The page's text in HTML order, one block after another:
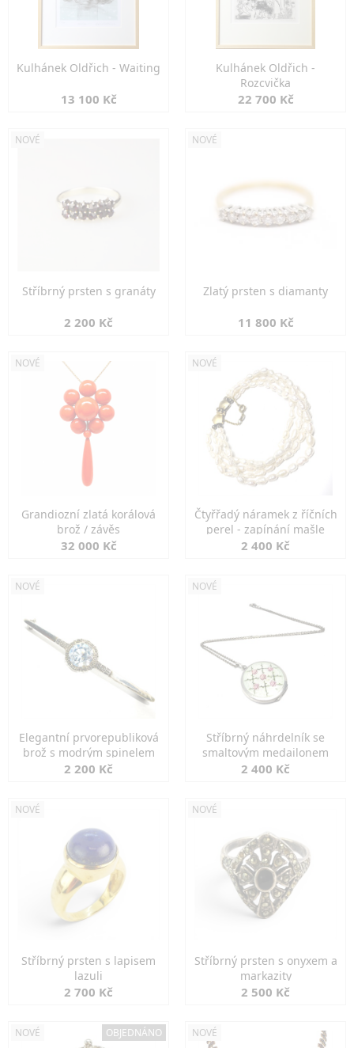
Kulhánek Oldřich - Waiting
13 100 Kč
Kulhánek Oldřich -
Rozcvička
22 700 Kč
NOVÉ
Stříbrný prsten s granáty
2 200 Kč
NOVÉ
Zlatý prsten s diamanty
11 800 Kč
NOVÉ
Grandiozní zlatá korálová
brož / závěs
32 000 Kč
NOVÉ
Čtyřřadý náramek z říčních
perel - zapínání mašle
2 400 Kč
NOVÉ
Elegantní prvorepubliková
brož s modrým spinelem
2 200 Kč
NOVÉ
Stříbrný náhrdelník se
smaltovým medailonem
2 400 Kč
NOVÉ
Stříbrný prsten s lapisem
lazuli
2 700 Kč
NOVÉ
Stříbrný prsten s onyxem a
markazity
2 500 Kč
NOVÉ OBJEDNÁNO NOVÉ